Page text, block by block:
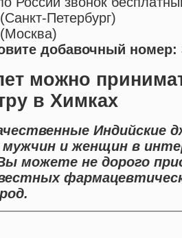
(Санкт-Петербург)
(Москва)
добавочный номер:
можно
в Химках
Индийские
мужчин и женщин в
можете не дорого